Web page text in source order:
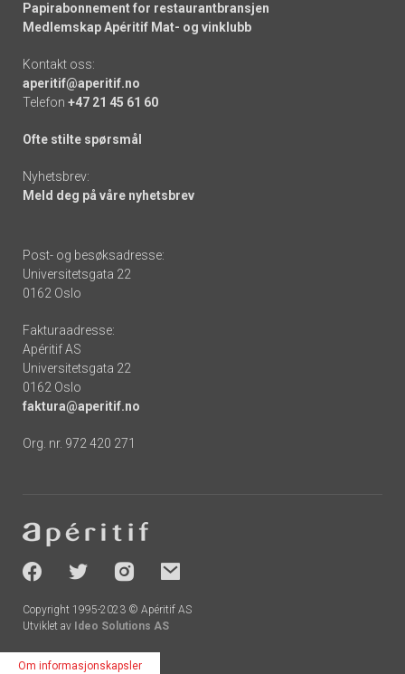
Papirabonnement for restaurantbransjen
Medlemskap Apéritif Mat- og vinklubb
Kontakt oss:
aperitif@aperitif.no
Telefon +47 21 45 61 60
Ofte stilte spørsmål
Nyhetsbrev:
Meld deg på våre nyhetsbrev
Post- og besøksadresse:
Universitetsgata 22
0162 Oslo
Fakturaadresse:
Apéritif AS
Universitetsgata 22
0162 Oslo
faktura@aperitif.no
Org. nr. 972 420 271
-
socials
Copyright 1995-2023 © Apéritif AS
Utviklet av Ideo Solutions AS
Om informasjonskapsler